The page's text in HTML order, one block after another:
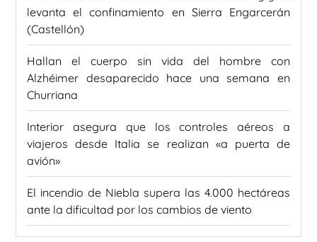
levanta el confinamiento en Sierra Engarcerán
(Castellón)
Hallan el cuerpo sin vida del hombre con
Alzhéimer desaparecido hace una semana en
Churriana
Interior asegura que los controles aéreos a
viajeros desde Italia se realizan «a puerta de
avión»
El incendio de Niebla supera las 4.000 hectáreas
ante la dificultad por los cambios de viento